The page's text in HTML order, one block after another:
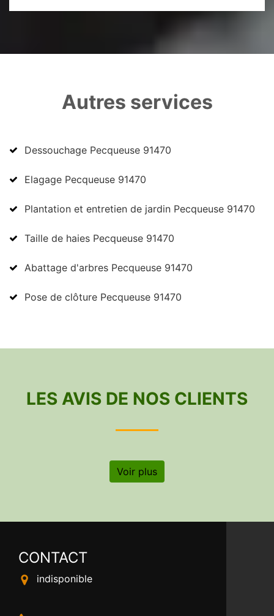
Autres services
Dessouchage Pecqueuse 91470
Elagage Pecqueuse 91470
Plantation et entretien de jardin Pecqueuse 91470
Taille de haies Pecqueuse 91470
Abattage d'arbres Pecqueuse 91470
Pose de clôture Pecqueuse 91470
LES AVIS DE NOS CLIENTS
Voir plus
CONTACT
indisponible